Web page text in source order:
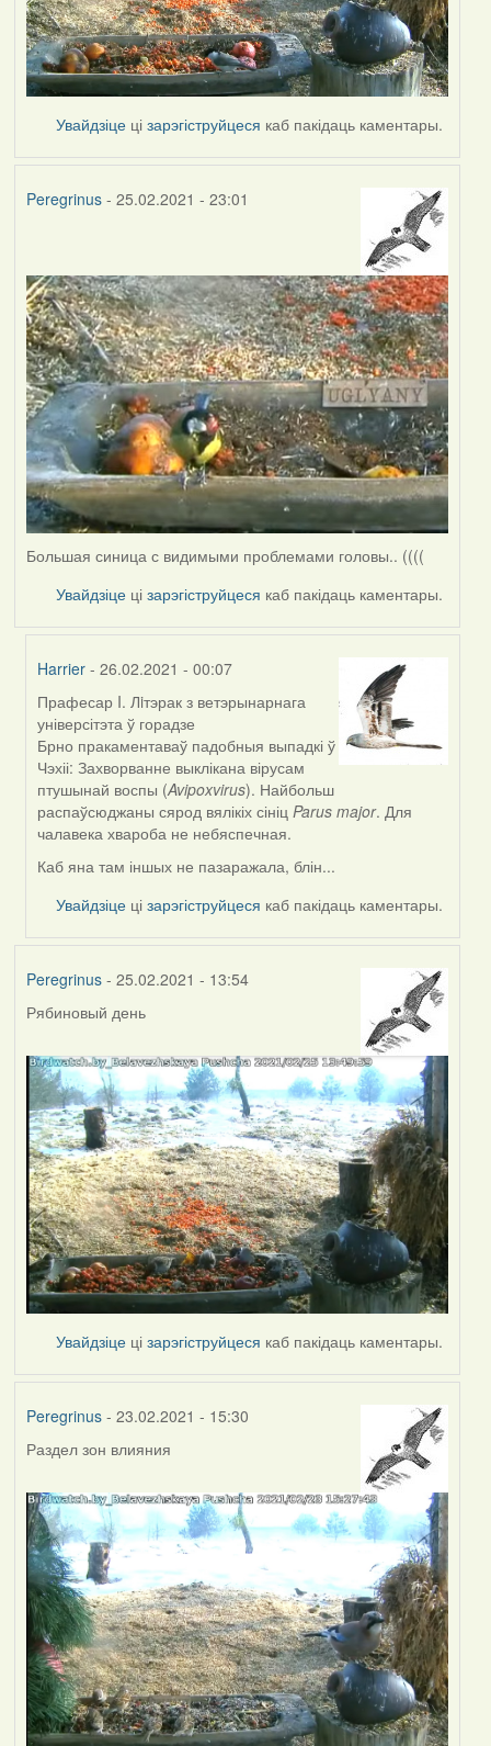
Увайдзіце цізарэгіструйцеся каб пакідаць каментары.
Peregrinus- 25.02.2021 - 23:01
Большая синица с видимыми проблемами головы.. ((((
Увайдзіце цізарэгіструйцеся каб пакідаць каментары.
Harrier - 26.02.2021 - 00:07
In
reply
to
by
Peregrinus
Прафесар I. Лiтэрак з ветэрынарнага
універсітэта ў горадзе
Брно пракаментаваў падобныя выпадкі ў
Чэхіі: Захворванне выклікана вірусам
птушынай воспы (Avipoxvirus). Найбольш
распаўсюджаны сярод вялікіх сініц Parus major. Для
чалавека хвароба не небяспечная.
Каб яна там іншых не пазаражала, блін...
Увайдзіце цізарэгіструйцеся каб пакідаць каментары.
Peregrinus- 25.02.2021 - 13:54
Рябиновый день
Увайдзіце цізарэгіструйцеся каб пакідаць каментары.
Peregrinus- 23.02.2021 - 15:30
Раздел зон влияния